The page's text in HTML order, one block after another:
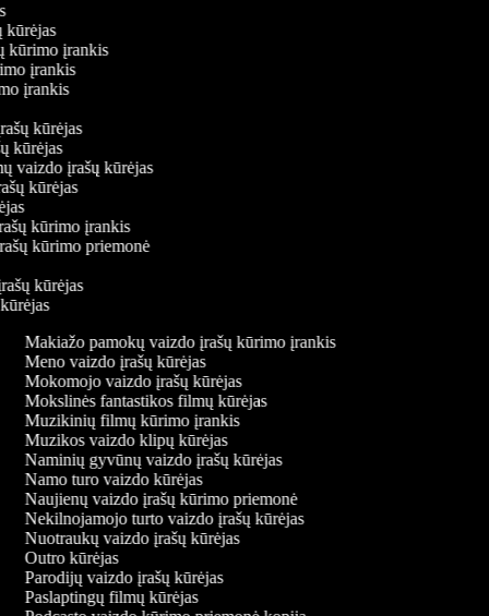
kūrėjas
kūrimo įrankis
įrankis
įrankis
kūrėjas
kūrėjas
vaizdo įrašų kūrėjas
kūrėjas
kūrimo įrankis
kūrimo priemonė
kūrėjas
Makiažo pamokų vaizdo įrašų kūrimo įrankis
Meno vaizdo įrašų kūrėjas
Mokomojo vaizdo įrašų kūrėjas
Mokslinės fantastikos filmų kūrėjas
Muzikinių filmų kūrimo įrankis
Muzikos vaizdo klipų kūrėjas
Naminių gyvūnų vaizdo įrašų kūrėjas
Namo turo vaizdo kūrėjas
Naujienų vaizdo įrašų kūrimo priemonė
Nekilnojamojo turto vaizdo įrašų kūrėjas
Nuotraukų vaizdo įrašų kūrėjas
Outro kūrėjas
Parodijų vaizdo įrašų kūrėjas
Paslaptingų filmų kūrėjas